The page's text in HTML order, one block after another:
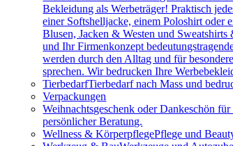
Bekleidung als Werbeträger! Praktisch
einer Softshelljacke, einem Poloshirt oder
Blusen, Jacken & Westen und
und Ihr Firmenkonzept
werden durch den Alltag und für
sprechen. Wir bedrucken Ihre
TierbedarfTierbedarf nach Mass und
Verpackungen
Weihnachtsgeschenk oder Dankeschön
persönlicher Beratung.
Wellness & KörperpflegePflege und